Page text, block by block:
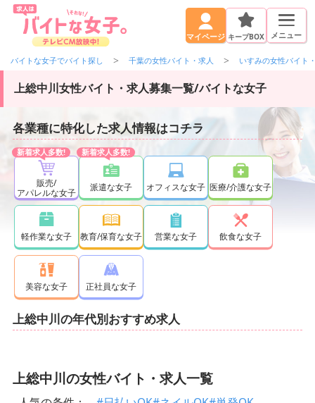
マイページ キープBOX メニュー
バイトな女子でバイト探し 千葉の女性バイト・求人 いすみの女性バイト
上総中川女性バイト・求人募集一覧/バイトな女子
各業種に特化した求人情報はコチラ
販売/
アパレルな女子
派遣な女子 オフィスな女子 医療/介護な女子
軽作業な女子 教育/保育な女子 営業な女子 飲食な女子
美容な女子 正社員な女子
上総中川の年代別おすすめ求人
上総中川の女性バイト・求人一覧